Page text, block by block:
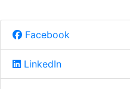
Facebook
LinkedIn